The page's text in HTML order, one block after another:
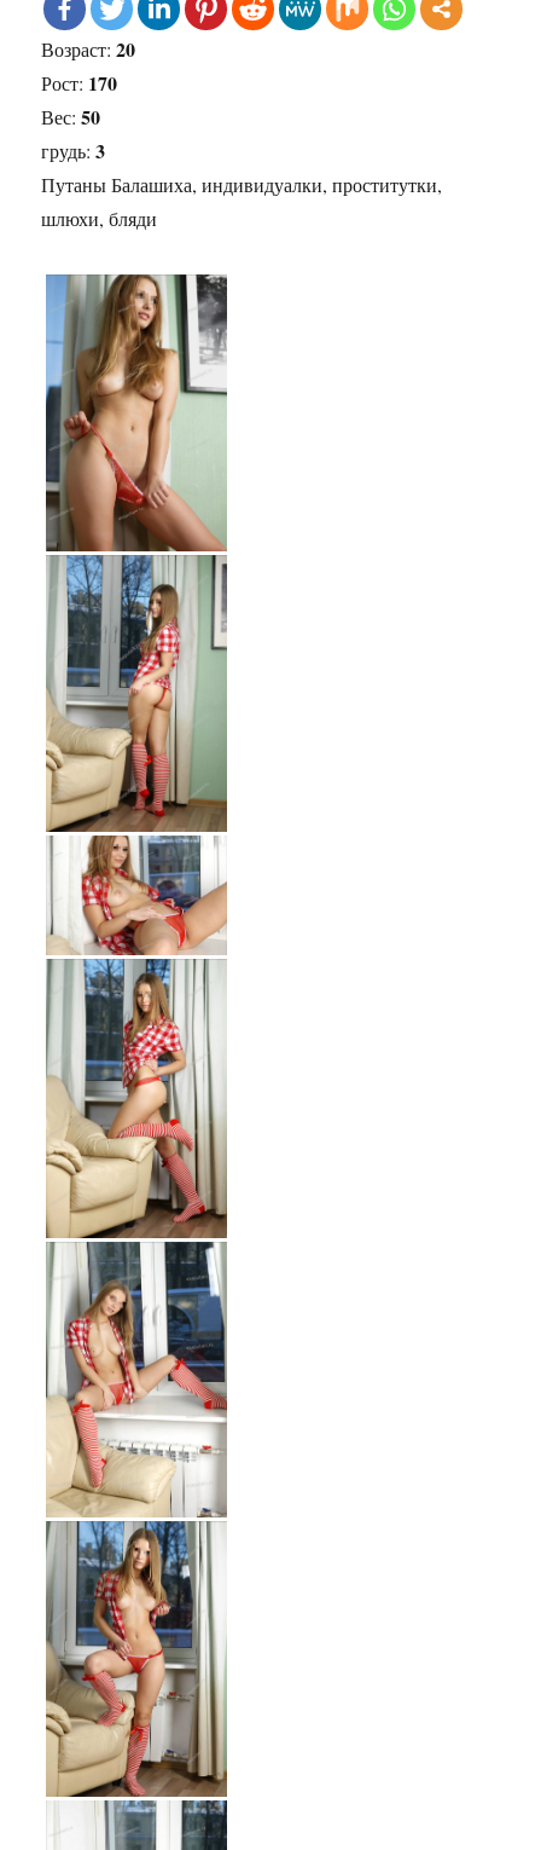
Возраст:20
Рост: 170
Вес:50
грудь:3
Путаны Балашиха, индивидуалки, проститутки,
шлюхи, бляди